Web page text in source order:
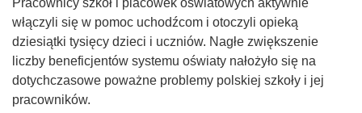
włączyli się w pomoc uchodźcom i otoczyli opieką
dziesiątki tysięcy dzieci i uczniów. Nagłe zwiększenie
liczby beneficjentów systemu oświaty nałożyło się na
dotychczasowe poważne problemy polskiej szkoły i jej
pracowników.